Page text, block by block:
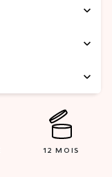
12 MOIS